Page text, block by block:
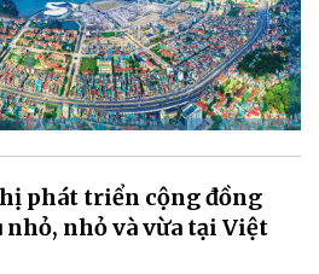
phát triển cộng đồng
nhỏ và vừa tại Việt